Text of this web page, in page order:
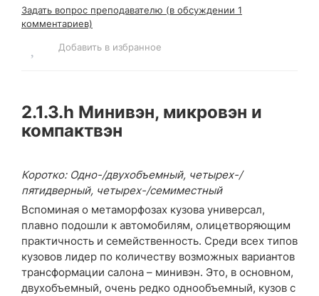
Задать вопрос преподавателю (в обсуждении 1
комментариев)
Добавить в избранное
2.1.3.h Минивэн, микровэн и
компактвэн
Коротко: Одно-/двухобъемный, четырех-/
пятидверный, четырех-/семиместный
Вспоминая о метаморфозах кузова универсал,
плавно подошли к автомобилям, олицетворяющим
практичность и семейственность. Среди всех типов
кузовов лидер по количеству возможных вариантов
трансформации салона – минивэн. Это, в основном,
двухобъемный, очень редко однообъемный, кузов с